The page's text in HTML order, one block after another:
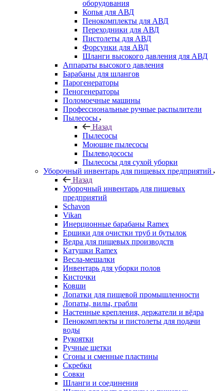
оборудования
Копья для АВД
Пенокомплекты для АВД
Переходники для АВД
Пистолеты для АВД
Форсунки для АВД
Шланги высокого давления для АВД
Аппараты высокого давления
Барабаны для шлангов
Парогенераторы
Пеногенераторы
Поломоечные машины
Профессиональные ручные распылители
Пылесосы
Назад
Пылесосы
Моющие пылесосы
Пылеводососы
Пылесосы для сухой уборки
Уборочный инвентарь для пищевых предприятий
Назад
Уборочный инвентарь для пищевых
предприятий
Schavon
Vikan
Инерционные барабаны Ramex
Ершики для очистки труб и бутылок
Ведра для пищевых производств
Катушки Ramex
Весла-мешалки
Инвентарь для уборки полов
Кисточки
Ковши
Лопатки для пищевой промышленности
Лопаты, вилы, грабли
Настенные крепления, держатели и вёдра
Пенокомплекты и пистолеты для подачи
воды
Рукоятки
Ручные щетки
Сгоны и сменные пластины
Скребки
Совки
Шланги и соединения